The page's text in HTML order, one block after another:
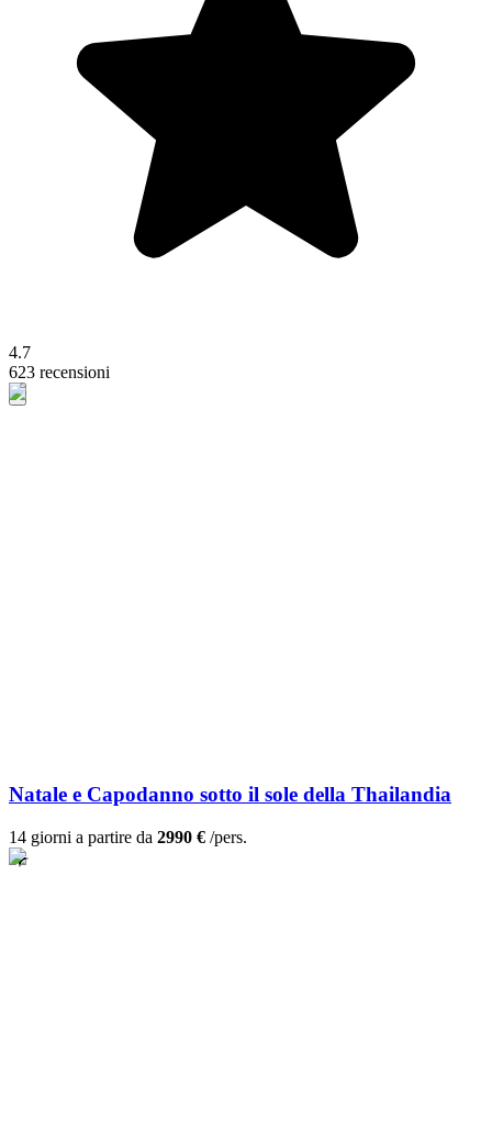
4.7
623 recensioni
Natale e Capodanno sotto il sole della Thailandia
14 giorni a partire da 2990 € /pers.